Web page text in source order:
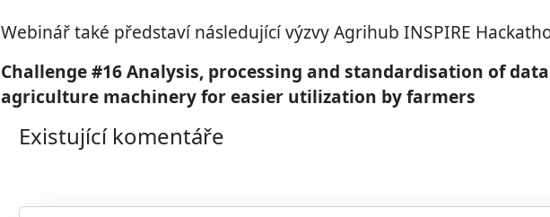
Webinář také představí následující výzvy Agrihub INSPIRE
Challenge #16 Analysis, processing and standardisation of
agriculture machinery for easier utilization by farmers
Existující komentáře